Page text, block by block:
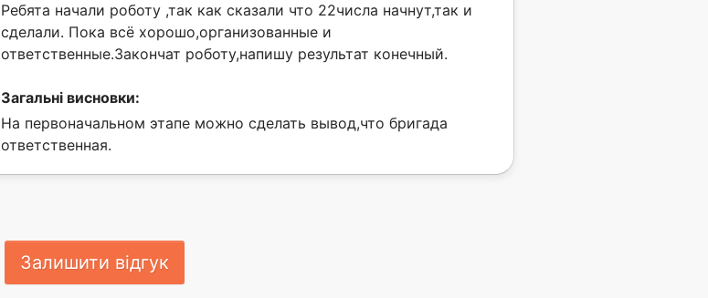
Ребята начали роботу ,так как сказали что 22числа начнут,так и
сделали. Пока всё хорошо,организованные и
ответственные.Закончат роботу,напишу результат конечный.
Загальні висновки:
На первоначальном этапе можно сделать вывод,что бригада
ответственная.
Залишити відгук